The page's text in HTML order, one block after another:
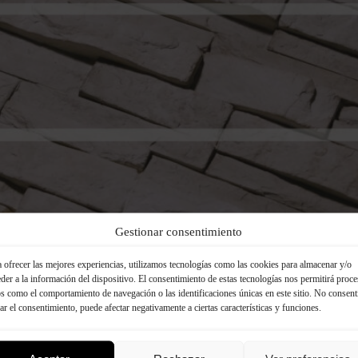
Gestionar consentimiento
ofrecer las mejores experiencias, utilizamos tecnologías como las cookies para almacenar y/o
a la información del dispositivo. El consentimiento de estas tecnologías nos permitirá
como el comportamiento de navegación o las identificaciones únicas en este sitio. No
el consentimiento, puede afectar negativamente a ciertas características y funciones.
Entwicklung der Vereinten Nationen und engagiert
für den Fortschritt des Unternehmens im Bereich
und des Umweltschutzes. Im Laufe der Jahre hat
einen strengen Umweltplan mit klaren Zielen und
entwickelt. Panespol verfügt außerdem